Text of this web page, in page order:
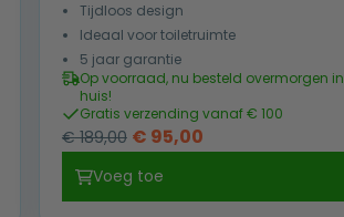
Tijdloos design
Ideaal voor toiletruimte
5 jaar garantie
Op voorraad, nu besteld overmorgen in
huis!
Gratis verzending vanaf € 100
€189,00 Oorspronkelijke
was:
€ 95,00Huidige
Voeg toe